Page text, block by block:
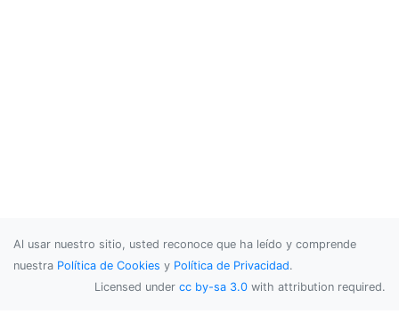
Al usar nuestro sitio, usted reconoce que ha leído y comprende
nuestra Política de Cookies y Política de Privacidad.
Licensed under cc by-sa 3.0 with attribution required.